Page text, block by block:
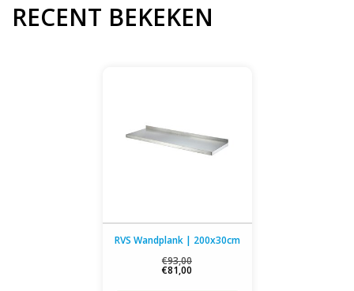
RECENT BEKEKEN
RVS Wandplank | 200x30cm
€93,00
€81,00